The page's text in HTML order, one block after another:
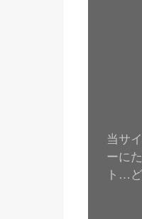
当サ
ーに
ト…